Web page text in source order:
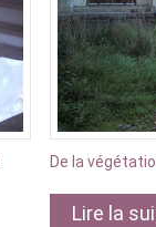
De la
Lire la